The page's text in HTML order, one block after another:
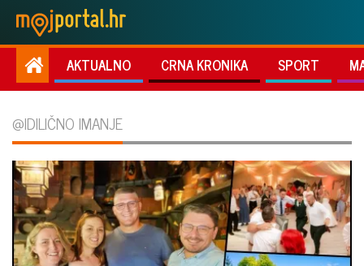
AKTUALNO CRNA KRONIKA SPORT
@IDILIČNO IMANJE